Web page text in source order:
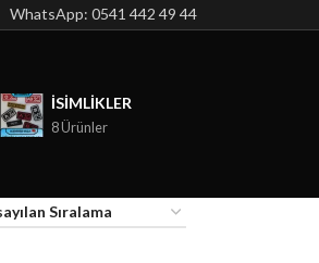
WhatsApp: 0541 442 49 44
ISIMLIKLER
8 Ürünler